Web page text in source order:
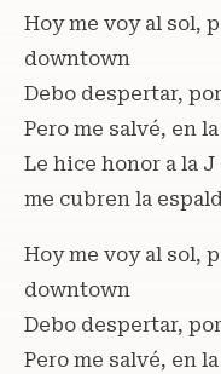
Hoy me voy al sol,
downtown
Debo despertar,
Pero me salvé, en
Le hice honor a la
me cubren la
Hoy me voy al sol,
downtown
Debo despertar,
Pero me salvé, en